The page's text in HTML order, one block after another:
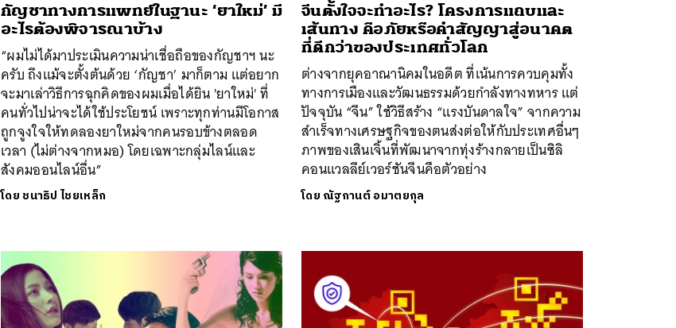
กัญชาทางการแพทย์ในฐานะ ‘ยาใหม่’ มี
อะไรต้องพิจารณาบ้าง
“ผมไม่ได้มาประเมินความน่าเชื่อถือของกัญชาฯ นะ
ครับ ถึงแม้จะตั้งต้นด้วย ‘กัญชา’ มาก็ตาม แต่อยาก
จะมาเล่าวิธีการฉุกคิดของผมเมื่อได้ยิน 'ยาใหม่' ที่
คนทั่วไปน่าจะได้ใช้ประโยชน์ เพราะทุกท่านมีโอกาส
ถูกจูงใจให้ทดลองยาใหม่จากคนรอบข้างตลอด
เวลา (ไม่ต่างจากหมอ) โดยเฉพาะกลุ่มไลน์และ
สังคมออนไลน์อื่น”
โดย ชนาธิป ไชยเหล็ก
จีนตั้งใจจะทำอะไร? โครงการแถบและ
เส้นทาง คือภัยหรือคำสัญญาสู่อนาคต
ที่ดีกว่าของประเทศทั่วโลก
ต่างจากยุคอาณานิคมในอดีต ที่เน้นการควบคุมทั้ง
ทางการเมืองและวัฒนธรรมด้วยกำลังทางทหาร แต่
ปัจจุบัน “จีน” ใช้วิธีสร้าง “แรงบันดาลใจ” จากความ
สำเร็จทางเศรษฐกิจของตนส่งต่อให้กับประเทศอื่นๆ
ภาพของเสินเจิ้นที่พัฒนาจากทุ่งร้างกลายเป็นซิลิ
คอนแวลลีย์เวอร์ชันจีนคือตัวอย่าง
โดย ณัฐกานต์ อมาตยกุล